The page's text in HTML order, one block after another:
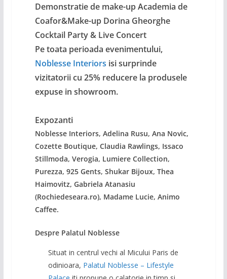
Demonstratie de make-up Academia de
Coafor&Make-up Dorina Gheorghe
Cocktail Party & Live Concert
Pe toata perioada evenimentului,
Noblesse Interiors isi surprinde
vizitatorii cu 25% reducere la produsele
expuse in showroom.
Expozanti
Noblesse Interiors, Adelina Rusu, Ana Novic,
Cozette Boutique, Claudia Rawlings, Issaco
Stillmoda, Verogia, Lumiere Collection,
Purezza, 925 Gents, Shukar Bijoux, Thea
Haimovitz, Gabriela Atanasiu
(Rochiedeseara.ro), Madame Lucie, Animo
Caffee.
Despre Palatul Noblesse
Situat in centrul vechi al Micului Paris de
odinioara, Palatul Noblesse – Lifestyle